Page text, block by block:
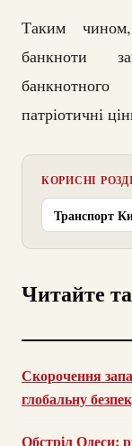
Таким чином,
банкноти
патріотичні
КОРИСНІ
Транспорт
Читайте
Скорочення
глобальну
Обстріл Одеси: